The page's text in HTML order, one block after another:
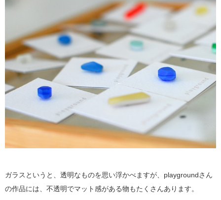
ガラスというと、透明なものを思い浮かべますが、playgroundさん
の作品には、不透明でマット感がある物もたくさんあります。